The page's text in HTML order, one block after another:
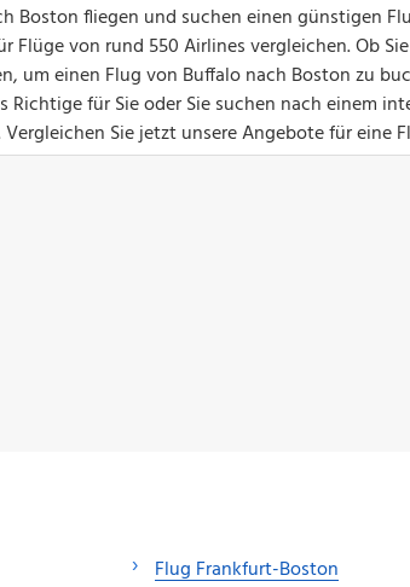
Boston fliegen und suchen einen günstigen
Flüge von rund 550 Airlines vergleichen. Ob
um einen Flug von Buffalo nach Boston zu
für Sie oder Sie suchen nach einem
Sie jetzt unsere Angebote für eine
Flug Frankfurt-Boston